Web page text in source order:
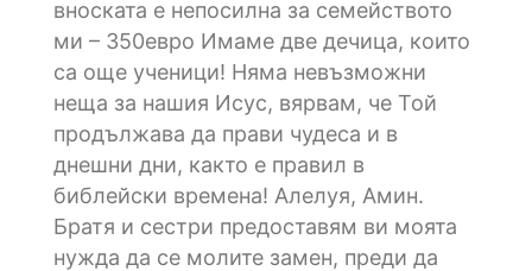
вноската е непосилна за семейството
ми – 350евро Имаме две дечица, които
са още ученици! Няма невъзможни
неща за нашия Исус, вярвам, че Той
продължава да прави чудеса и в
днешни дни, както е правил в
библейски времена! Алелуя, Амин.
Братя и сестри предоставям ви моята
нужда да се молите замен, преди да